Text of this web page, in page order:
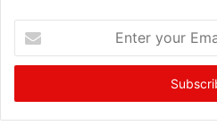
t
r
y